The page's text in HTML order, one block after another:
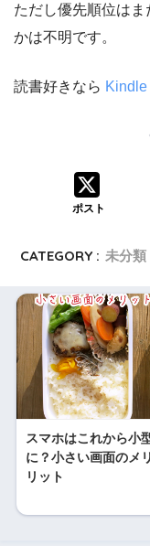
ただし優先順位は
かは不明です。
読書好きなら
ポスト
CATEGORY : 未分類
スマホはこれから小
に？小さい画面のメ
リット